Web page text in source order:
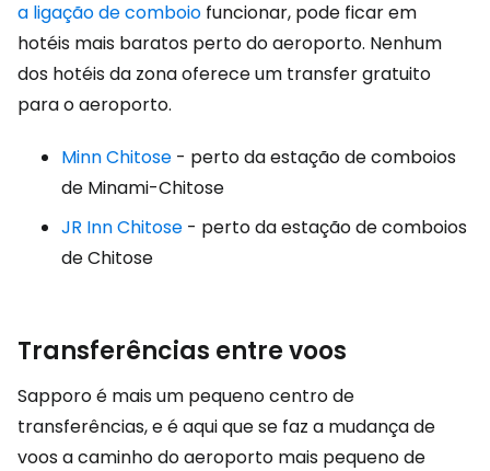
a ligação de comboio funcionar, pode ficar em
hotéis mais baratos perto do aeroporto. Nenhum
dos hotéis da zona oferece um transfer gratuito
para o aeroporto.
Minn Chitose - perto da estação de comboios
de Minami-Chitose
JR Inn Chitose - perto da estação de comboios
de Chitose
Transferências entre voos
Sapporo é mais um pequeno centro de
transferências, e é aqui que se faz a mudança de
voos a caminho do aeroporto mais pequeno de